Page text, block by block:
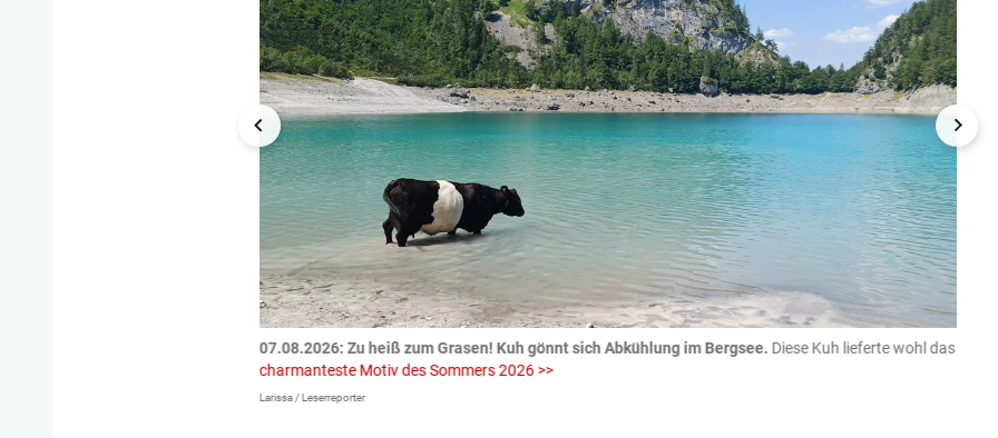
07.08.2026: Zu heiß zum Grasen! Kuh gönnt sich Abkühlung im Bergsee. Diese Kuh lieferte wohl das
charmanteste Motiv des Sommers 2026 >>
Larissa / Leserreporter